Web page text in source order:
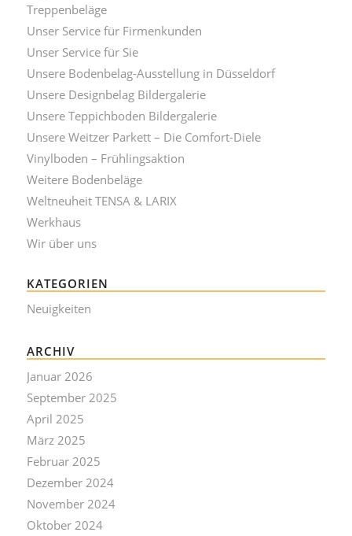
Treppenbeläge
Unser Service für Firmenkunden
Unser Service für Sie
Unsere Bodenbelag-Ausstellung in Düsseldorf
Unsere Designbelag Bildergalerie
Unsere Teppichboden Bildergalerie
Unsere Weitzer Parkett – Die Comfort-Diele
Vinylboden – Frühlingsaktion
Weitere Bodenbeläge
Weltneuheit TENSA & LARIX
Werkhaus
Wir über uns
KATEGORIEN
Neuigkeiten
ARCHIV
Januar 2026
September 2025
April 2025
März 2025
Februar 2025
Dezember 2024
November 2024
Oktober 2024